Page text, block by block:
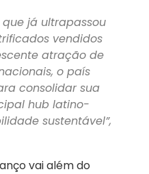
já ultrapassou
vendidos
atração de
o país
consolidar sua
hub latino-
sustentável”,
vai além do